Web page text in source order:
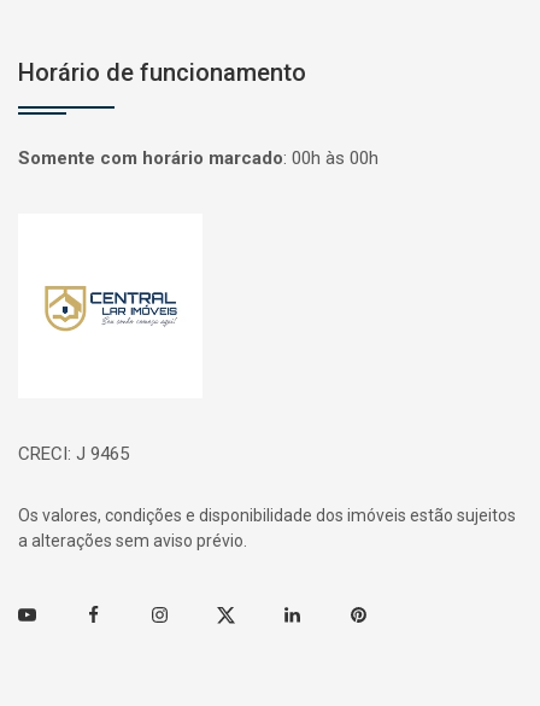
Horário de funcionamento
Somente com horário marcado: 00h às 00h
CRECI: J 9465
Os valores, condições e disponibilidade dos imóveis estão sujeitos
a alterações sem aviso prévio.
Youtube FacebookInstagramTwitter Linkedin Pinterest